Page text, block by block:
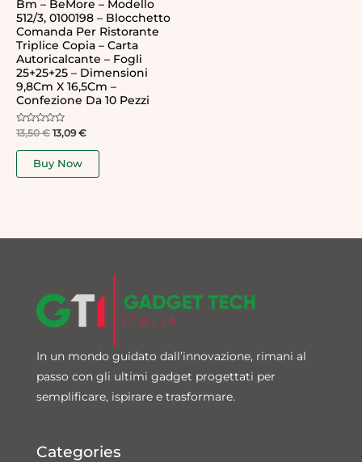
Bm – BeMore – Modello
512/3, 0100198 – Blocchetto
Comanda Per Ristorante
Triplice Copia – Carta
Autoricalcante – Fogli
25+25+25 – Dimensioni
9,8Cm X 16,5Cm –
Confezione Da 10 Pezzi
Rated
out
13,50€ 13,09€
Buy Now
In un mondo guidato dall’innovazione, rimani al
passo con gli ultimi gadget progettati per
semplificare, ispirare e trasformare.
Categories